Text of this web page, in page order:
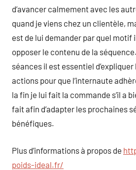
d’avancer calmement avec les
quand je viens chez un clientèle,
est de lui demander par quel motif
opposer le contenu de la
séances il est essentiel
actions pour que l’internaute
la fin je lui fait la commande s’il a
fait afin d’adapter les prochaines
bénéfiques.
Plus d’informations à propos de
poids-ideal.fr/